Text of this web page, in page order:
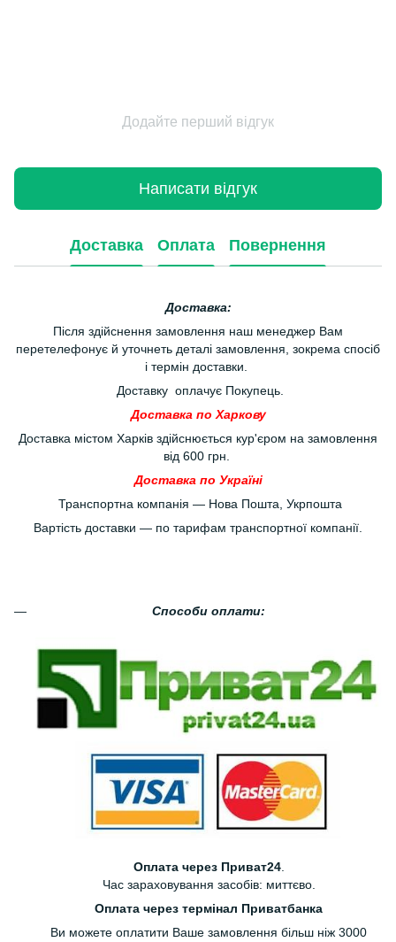
Додайте перший відгук
Написати відгук
Доставка Оплата Повернення
Доставка:
Після здійснення замовлення наш менеджер Вам
перетелефонує й уточнеть деталі замовлення, зокрема спосіб
і термін доставки.
Доставку оплачує Покупець.
Доставка по Харкову
Доставка містом Харків здійснюється кур'єром на замовлення
від 600 грн.
Доставка по Україні
Транспортна компанія — Нова Пошта, Укрпошта
Вартість доставки — по тарифам транспортної компанії.
Способи оплати:
Оплата через Приват24.
Час зараховування засобів: миттєво.
Оплата через термінал Приватбанка
Ви можете оплатити Ваше замовлення більш ніж 3000